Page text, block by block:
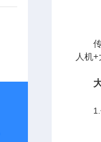
人机